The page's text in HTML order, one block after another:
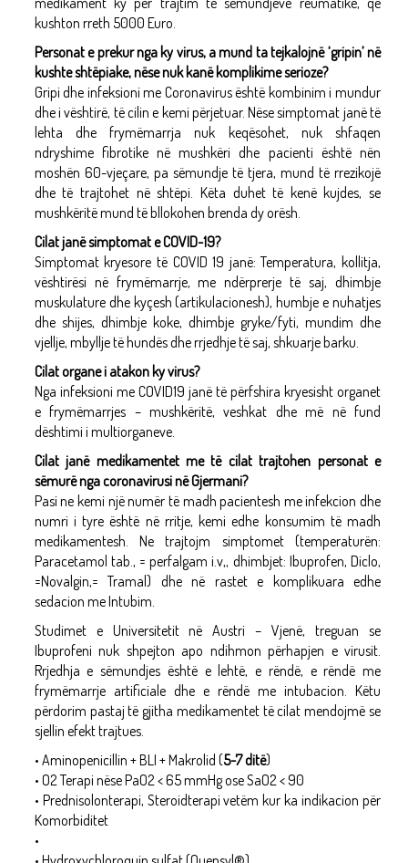
kushton rreth 5000 Euro.
Personat e prekur nga ky virus, a mund ta tejkalojnë ‘gripin’ në
kushte shtëpiake, nëse nuk kanë komplikime serioze?
Gripi dhe infeksioni me Coronavirus është kombinim i mundur
dhe i vështirë, të cilin e kemi përjetuar. Nëse simptomat janë të
lehta dhe frymëmarrja nuk keqësohet, nuk shfaqen
ndryshime fibrotike në mushkëri dhe pacienti është nën
moshën 60-vjeçare, pa sëmundje të tjera, mund të rrezikojë
dhe të trajtohet në shtëpi. Këta duhet të kenë kujdes, se
mushkëritë mund të bllokohen brenda dy orësh.
Cilat janë simptomat e COVID-19?
Simptomat kryesore të COVID 19 janë: Temperatura, kollitja,
vështirësi në frymëmarrje, me ndërprerje të saj, dhimbje
muskulature dhe kyçesh (artikulacionesh), humbje e nuhatjes
dhe shijes, dhimbje koke, dhimbje gryke/fyti, mundim dhe
vjellje, mbyllje të hundës dhe rrjedhje të saj, shkuarje barku.
Cilat organe i atakon ky virus?
Nga infeksioni me COVID19 janë të përfshira kryesisht organet
e frymëmarrjes – mushkëritë, veshkat dhe më në fund
dështimi i multiorganeve.
Cilat janë medikamentet me të cilat trajtohen personat e
sëmurë nga coronavirusi në Gjermani?
Pasi ne kemi një numër të madh pacientesh me infekcion dhe
numri i tyre është në rritje, kemi edhe konsumim të madh
medikamentesh. Ne trajtojm simptomet (temperaturën:
Paracetamol tab., = perfalgam i.v,, dhimbjet: Ibuprofen, Diclo,
=Novalgin,= Tramal) dhe në rastet e komplikuara edhe
sedacion me Intubim.
Studimet e Universitetit në Austri – Vjenë, treguan se
Ibuprofeni nuk shpejton apo ndihmon përhapjen e virusit.
Rrjedhja e sëmundjes është e lehtë, e rëndë, e rëndë me
frymëmarrje artificiale dhe e rëndë me intubacion. Këtu
përdorim pastaj të gjitha medikamentet të cilat mendojmë se
sjellin efekt trajtues.
• Aminopenicillin + BLI + Makrolid (5-7 ditë)
• O2 Terapi nëse PaO2 < 65 mmHg ose SaO2 < 90
• Prednisolonterapi, Steroidterapi vetëm kur ka indikacion për
Komorbiditet
•